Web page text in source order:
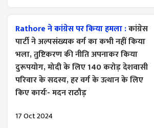
Rathore ने कांग्रेस पर किया हमला :कांग्रेस
पार्टी ने अल्पसंख्यक वर्ग का कभी नहीं किया
भला, तुष्टिकरण की नीति अपनाकर किया
दुरूपयोग, मोदी के लिए 140 करोड़ देशवासी
परिवार के सदस्य, हर वर्ग के उत्थान के लिए
किए कार्यः- मदन राठौड़
17 Oct 2024